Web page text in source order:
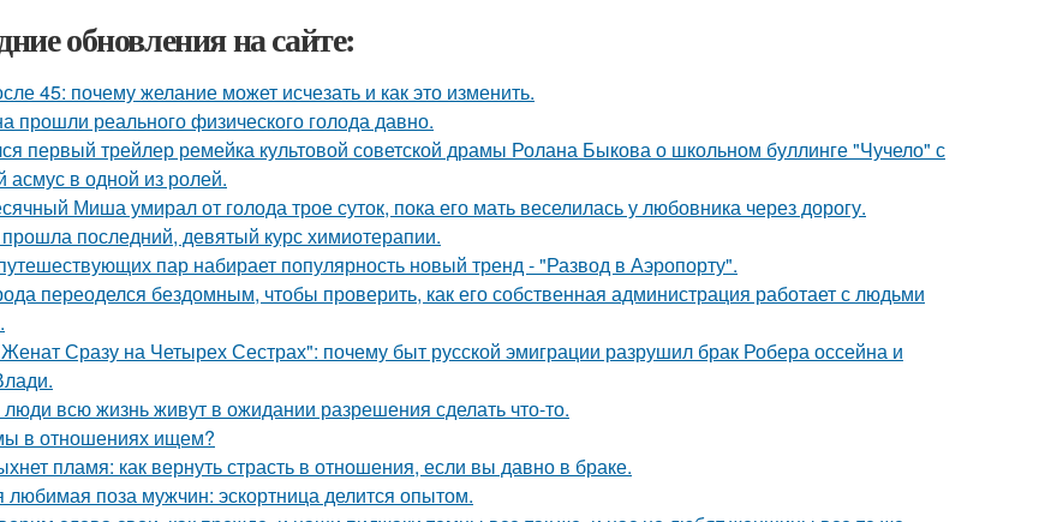
обновления на сайте:
45: почему желание может исчезать и как это изменить.
прошли реального физического голода давно.
первый трейлер ремейка культовой советской драмы Ролана Быкова о школьном буллинге "Чучело" с
асмус в одной из ролей.
Миша умирал от голода трое суток, пока его мать веселилась у любовника через дорогу.
последний, девятый курс химиотерапии.
пар набирает популярность новый тренд - "Развод в Аэропорту".
переоделся бездомным, чтобы проверить, как его собственная администрация работает с людьми
Сразу на Четырех Сестрах": почему быт русской эмиграции разрушил брак Робера оссейна и
люди всю жизнь живут в ожидании разрешения сделать что-то.
в отношениях ищем?
пламя: как вернуть страсть в отношения, если вы давно в браке.
поза мужчин: эскортница делится опытом.